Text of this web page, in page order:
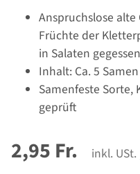
Anspruchslose
Früchte der
in Salaten
Inhalt: Ca. 5 Samen
Samenfeste
geprüft
2,95 Fr. inkl. USt.